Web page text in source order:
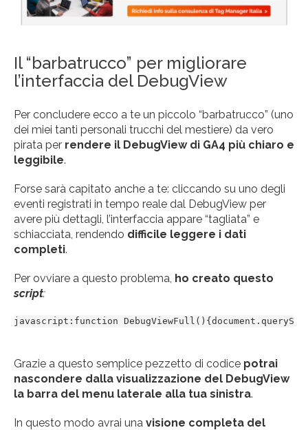
Il “barbatrucco” per migliorare
l’interfaccia del DebugView
Per concludere ecco a te un piccolo “barbatrucco” (uno
dei miei tanti personali trucchi del mestiere) da vero
pirata per rendere il DebugView di GA4 più chiaro e
leggibile.
Forse sarà capitato anche a te: cliccando su uno degli
eventi registrati in tempo reale dal DebugView per
avere più dettagli, l’interfaccia appare “tagliata” e
schiacciata, rendendo difficile leggere i dati
completi.
Per ovviare a questo problema, ho creato questo
script:
javascript:function
Grazie a questo semplice pezzetto di codice potrai
nascondere dalla visualizzazione del DebugView
la barra del menu laterale alla tua sinistra.
In questo modo avrai una visione completa del